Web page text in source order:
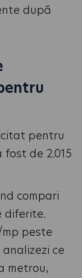
după
pentru
de 2.015
compari
diferite.
peste
ce
metrou,